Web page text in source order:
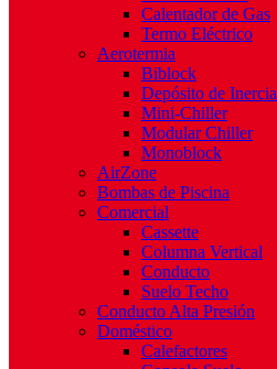
Calentador de Gas
Termo Eléctrico
Aerotermia
Biblock
Depósito de Inercia
Mini-Chiller
Modular Chiller
Monoblock
AirZone
Bombas de Piscina
Comercial
Cassette
Columna Vertical
Conducto
Suelo Techo
Conducto Alta Presión
Doméstico
Calefactores